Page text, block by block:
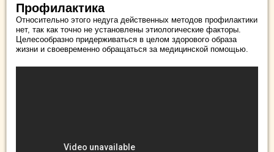
Профилактика
Относительно этого недуга действенных методов профилактики
нет, так как точно не установлены этиологические факторы.
Целесообразно придерживаться в целом здорового образа
жизни и своевременно обращаться за медицинской помощью.